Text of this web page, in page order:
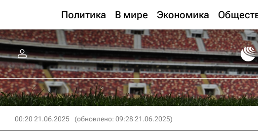
Политика В мире Экономика
00:20 21.06.2025 (обновлено: 09:28 21.06.2025)